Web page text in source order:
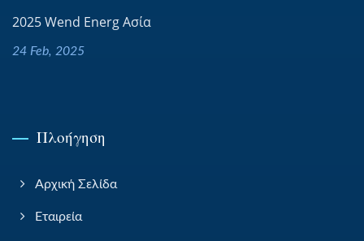
2025 Wend Energ Ασία
24 Feb, 2025
Πλοήγηση
Αρχική Σελίδα
Εταιρεία